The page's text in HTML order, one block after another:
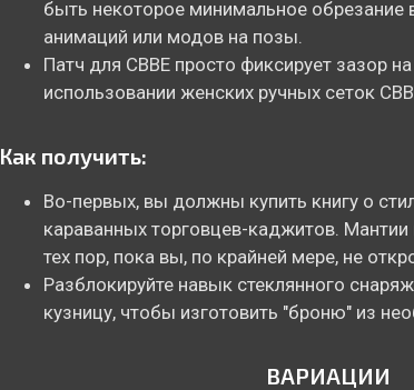
быть некоторое минимальное обрезание
анимаций или модов на позы.
Патч для CBBE просто фиксирует зазор
использовании женских ручных сеток
Как получить:
Во-первых, вы должны купить книгу о
караванных торговцев-каджитов.
тех пор, пока вы, по крайней мере, не
Разблокируйте навык стеклянного
кузницу, чтобы изготовить "броню" из
ВАРИАЦИИ